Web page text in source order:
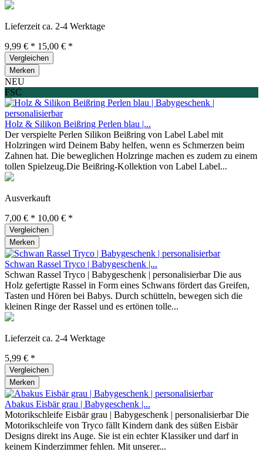
Lieferzeit ca. 2-4 Werktage
9,99 € * 15,00 € *
Vergleichen
Merken
NEU
FSC
Holz & Silikon Beißring Perlen blau |...
Der verspielte Perlen Silikon Beißring von Label Label mit
Holzringen wird Deinem Baby helfen, wenn es Schmerzen beim
Zahnen hat. Die beweglichen Holzringe machen es zudem zu einem
tollen Spielzeug.Die Beißring-Kollektion von Label Label...
Ausverkauft
7,00 € * 10,00 € *
Vergleichen
Merken
Schwan Rassel Tryco | Babygeschenk |...
Schwan Rassel Tryco | Babygeschenk | personalisierbar Die aus
Holz gefertigte Rassel in Form eines Schwans fördert das Greifen,
Tasten und Hören bei Babys. Durch schütteln, bewegen sich die
kleinen Ringe der Rassel und es ertönen tolle...
Lieferzeit ca. 2-4 Werktage
5,99 € *
Vergleichen
Merken
Abakus Eisbär grau | Babygeschenk |...
Motorikschleife Eisbär grau | Babygeschenk | personalisierbar Die
Motorikschleife von Tryco fällt Kindern dank des süßen Eisbär
Designs direkt ins Auge. Sie ist ein echter Klassiker und darf in
keinem Kinderzimmer fehlen. Mit unserer...